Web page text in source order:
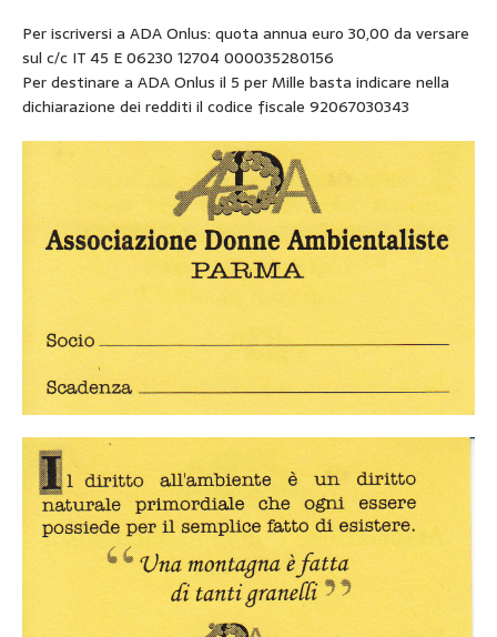
Per iscriversi a ADA Onlus: quota annua euro 30,00 da versare
sul c/c IT 45 E 06230 12704 000035280156
Per destinare a ADA Onlus il 5 per Mille basta indicare nella
dichiarazione dei redditi il codice fiscale 92067030343